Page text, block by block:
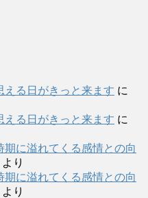
える日がきっと来ます に
える日がきっと来ます に
に溢れてくる感情との向
より
に溢れてくる感情との向
より